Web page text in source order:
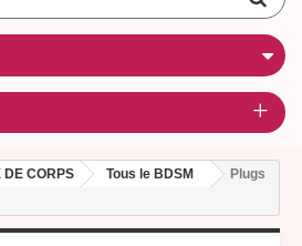
DE CORPS Tous le BDSM
Plugs